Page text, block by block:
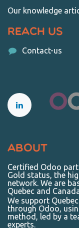
Our knowledge
Reach us
Contact-us
About
Certified Odoo
Gold status, the
network. We are
Quebec and
We support
through Odoo,
method, led by a
experts.